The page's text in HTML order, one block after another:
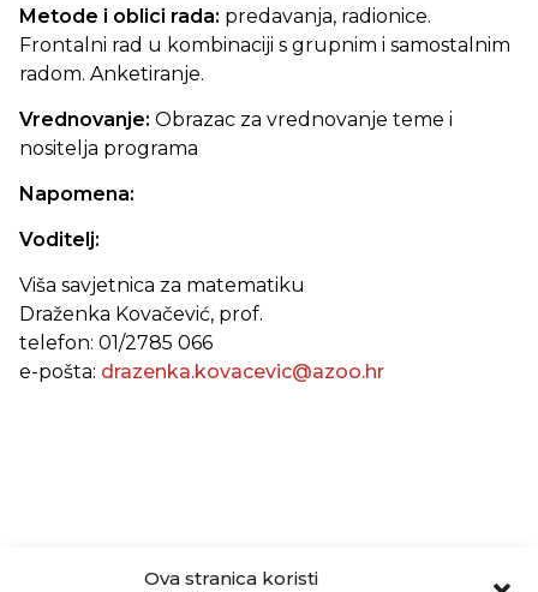
Ova stranica koristi
Metode i oblici rada: predavanja, radionice.
Frontalni rad u kombinaciji s grupnim i samostalnim
radom. Anketiranje.
Vrednovanje: Obrazac za vrednovanje teme i
nositelja programa
Napomena:
Voditelj:
Viša savjetnica za matematiku
Draženka Kovačević, prof.
telefon: 01/2785 066
e-pošta: drazenka.kovacevic@azoo.hr